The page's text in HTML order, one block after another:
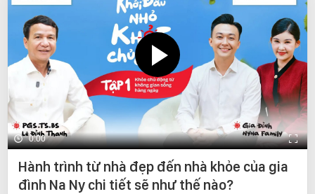
0:00
Hành trình từ nhà đẹp đến nhà khỏe của gia
đình Na Ny chi tiết sẽ như thế nào?